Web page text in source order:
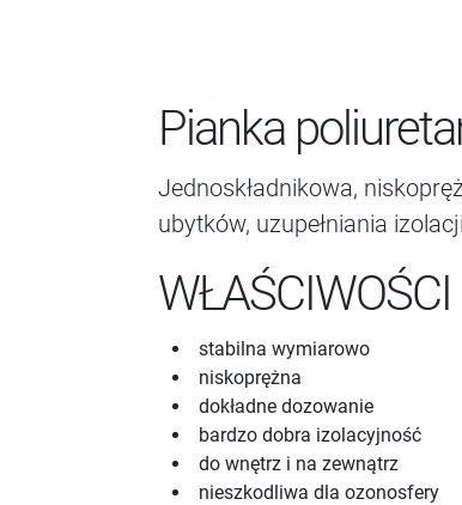
Pianka
Jednoskładnikowa,
ubytków, uzupełniania
WŁAŚCIWOŚCI
stabilna wymiarowo
niskoprężna
dokładne dozowanie
bardzo dobra izolacyjność
do wnętrz i na zewnątrz
nieszkodliwa dla ozonosfery